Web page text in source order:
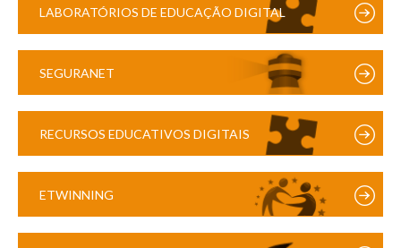
LABORATÓRIOS DE EDUCAÇÃO DIGITAL
SEGURANET
RECURSOS EDUCATIVOS DIGITAIS
ETWINNING